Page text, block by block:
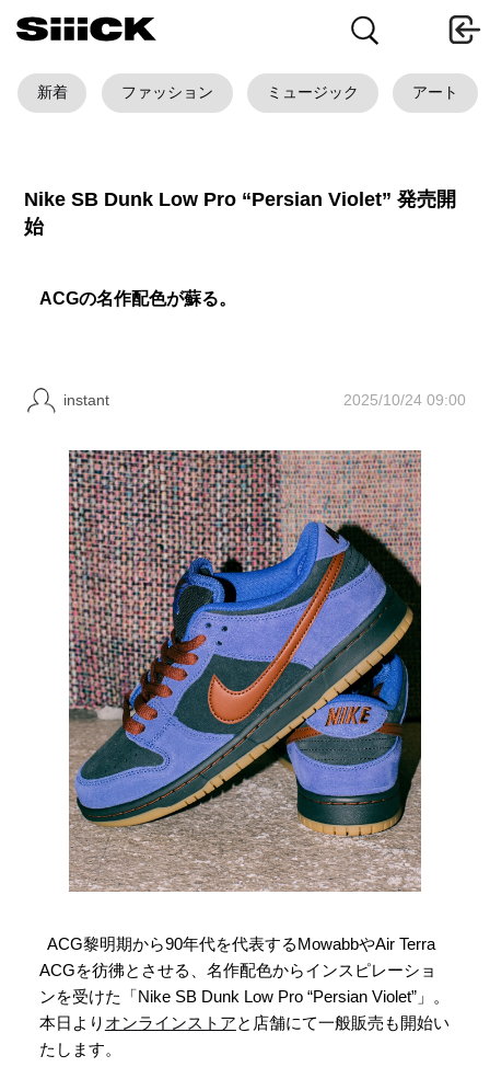
新着 ファッション ミュージック アート
Nike SB Dunk Low Pro “Persian Violet” 発売開
始
ACGの名作配色が蘇る。
instant 2025/10/24 09:00
ACG黎明期から90年代を代表するMowabbやAir Terra
ACGを彷彿とさせる、名作配色からインスピレーショ
ンを受けた「Nike SB Dunk Low Pro “Persian Violet”」。
本日より オンラインストアと店舗にて一般販売も開始い
たします。